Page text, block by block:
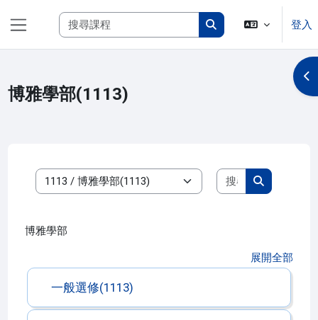
搜尋課程
搜尋課程
登入
博雅學部(1113)
開
課程類別
搜尋課程
搜尋課程
博雅學部
展開全部
一般選修(1113)